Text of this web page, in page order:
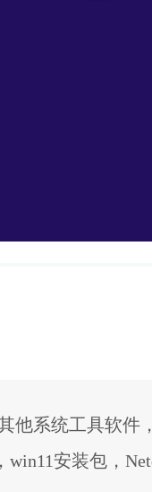
他系统工具软件
win11安装包，